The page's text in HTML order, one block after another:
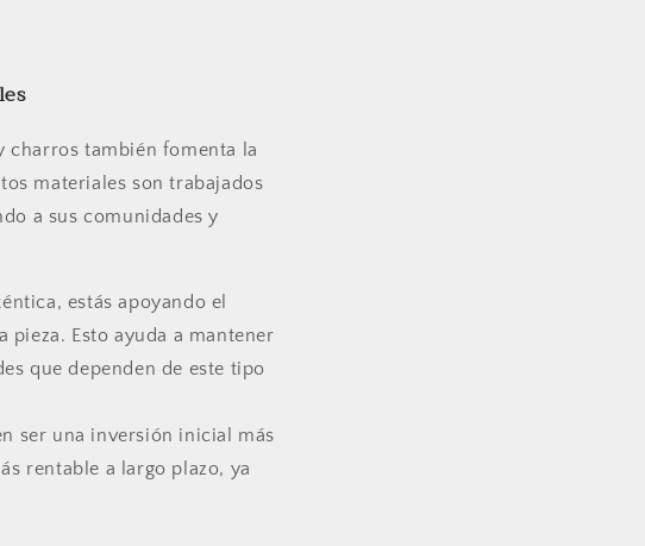
charros también fomenta la
materiales son trabajados
a sus comunidades y
estás apoyando el
pieza. Esto ayuda a mantener
que dependen de este tipo
ser una inversión inicial más
rentable a largo plazo, ya